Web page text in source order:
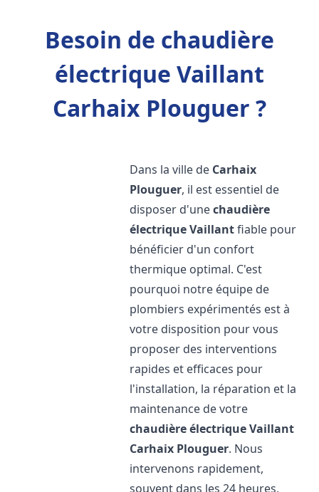
Besoin de chaudière
électrique Vaillant
Carhaix Plouguer ?
Dans la ville de Carhaix
Plouguer, il est essentiel de
disposer d'unechaudière
électrique Vaillantfiable pour
bénéficier d'un confort
thermique optimal. C'est
pourquoi notre équipe de
plombiers expérimentés est à
votre disposition pour vous
proposer des interventions
rapides et efficaces pour
l'installation, la réparation et la
maintenance de votre
chaudière électrique Vaillant
Carhaix Plouguer. Nous
intervenons rapidement,
souvent dans les 24 heures,